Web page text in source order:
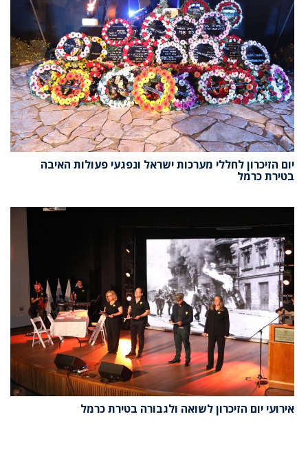
יום הזיכרון לחללי מערכות ישראל ונפגעי פעולות האיבה
בטירת כרמל
אירועי יום הזיכרון לשואה ולגבורה בטירת כרמל